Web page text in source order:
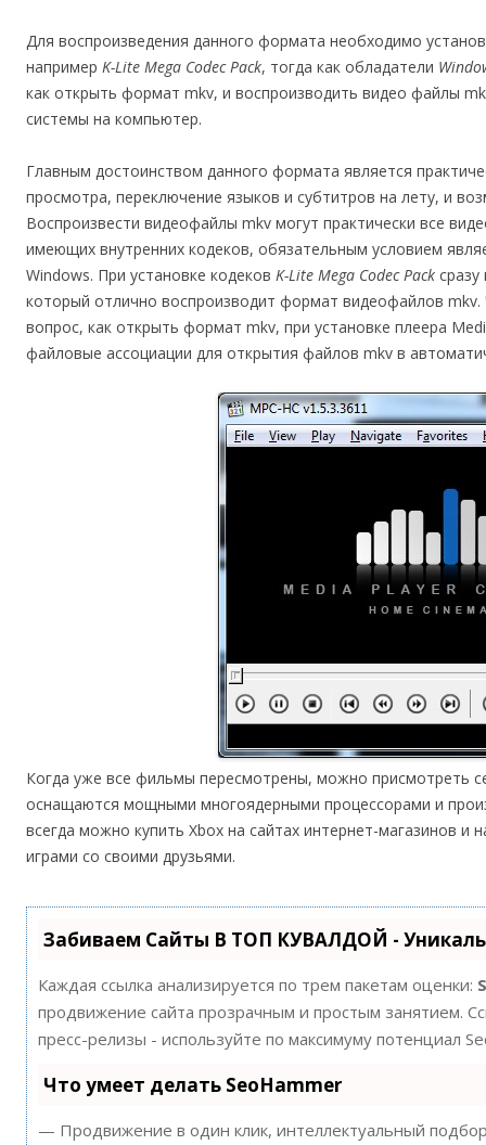
Для воспроизведения данного формата необходимо
например K-Lite Mega Codec Pack, тогда как обладатели
как открыть формат mkv, и воспроизводить видео файлы
системы на компьютер.
Главным достоинством данного формата является
просмотра, переключение языков и субтитров на лету, и
Воспроизвести видеофайлы mkv могут практически все
имеющих внутренних кодеков, обязательным условием
Windows. При установке кодеков K-Lite Mega Codec Pack
который отлично воспроизводит формат видеофайлов
вопрос, как открыть формат mkv, при установке плеера
файловые ассоциации для открытия файлов mkv в
Когда уже все фильмы пересмотрены, можно присмотреть
оснащаются мощными многоядерными процессорами и
всегда можно купить Xbox на сайтах интернет-магазинов
играми со своими друзьями.
Забиваем Сайты В ТОП КУВАЛДОЙ -
Каждая ссылка анализируется по трем пакетам оценки:
продвижение сайта прозрачным и простым занятием.
пресс-релизы - используйте по максимуму потенциал
Что умеет делать SeoHammer
— Продвижение в один клик, интеллектуальный